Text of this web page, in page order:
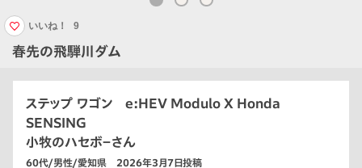
春先の飛騨川ダム
いいね！ 9
ステップ ワゴン e:HEV Modulo X Honda
SENSING
小牧のハセボ－さん
60代/男性/愛知県 2026年3月7日投稿